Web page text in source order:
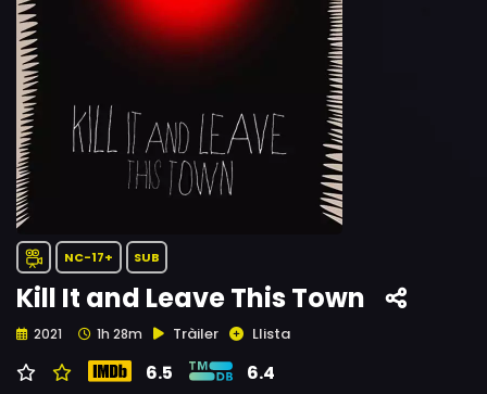
NC-17+ SUB
Kill It and Leave This Town
2021 1h 28m Tràiler Llista
6.5 6.4